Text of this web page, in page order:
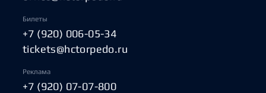
Билеты
+7 (920) 006-05-34
tickets@hctorpedo.ru
Реклама
+7 (920) 07-07-800